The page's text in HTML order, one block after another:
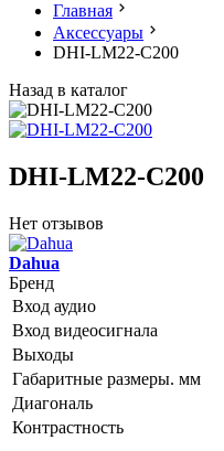
Главная
Аксессуары
DHI-LM22-C200
Назад в каталог
DHI-LM22-C200
Нет отзывов
Dahua
Бренд
Вход аудио
Вход видеосигнала
Выходы
Габаритные размеры. мм
Диагональ
Контрастность